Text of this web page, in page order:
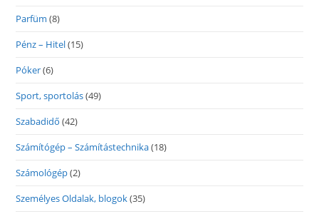
Parfüm (8)
Pénz – Hitel(15)
Póker(6)
Sport, sportolás(49)
Szabadidő (42)
Számítógép – Számítástechnika(18)
Számológép(2)
Személyes Oldalak, blogok(35)